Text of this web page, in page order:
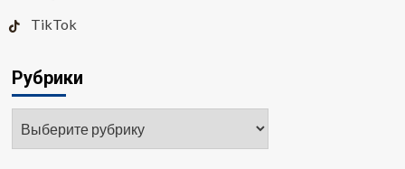
TikTok
Рубрики